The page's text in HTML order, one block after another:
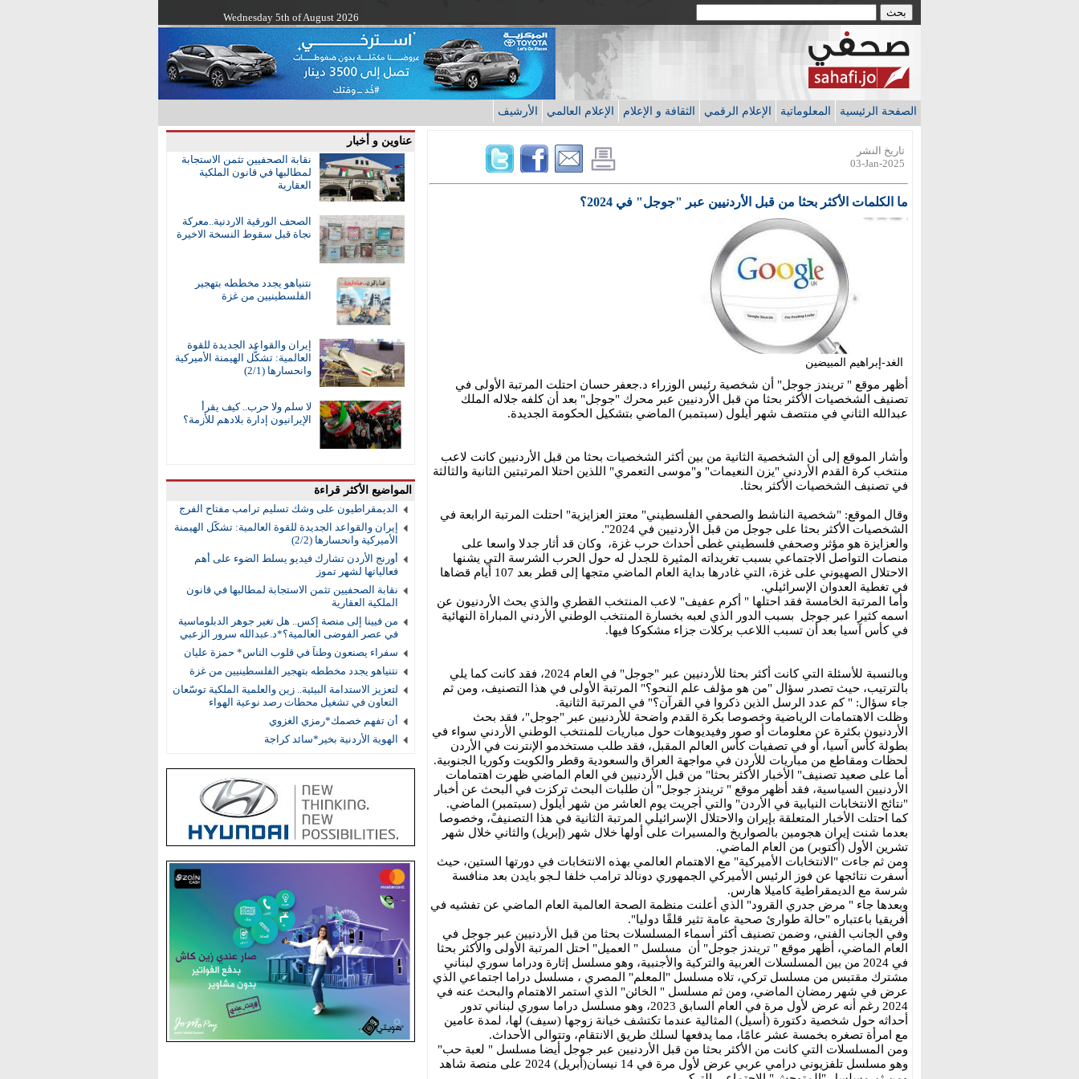
Wednesday 5th of August 2026
الصفحة الرئيسية المعلوماتية الإعلام الرقمي الثقافة و الإعلام الإعلام العالمي الأرشيف
عناوين و أخبار
نقابة الصحفيين تثمن الاستجابة
لمطالبها في قانون الملكية
العقارية
الصحف الورقية الاردنية..معركة
نجاة قبل سقوط النسخة الاخيرة
نتنياهو يجدد مخططه بتهجير
الفلسطينيين من غزة
إيران والقواعد الجديدة للقوة
العالمية: تشكُّل الهيمنة الأميركية
وانحسارها (2/1)
لا سلم ولا حرب.. كيف يقرأ
الإيرانيون إدارة بلادهم للأزمة؟
المواضيع الأكثر قراءة
الديمقراطيون على وشك تسليم ترامب مفتاح الفرج
إيران والقواعد الجديدة للقوة العالمية: تشكُّل الهيمنة
الأميركية وانحسارها (2/2)
أورنج الأردن تشارك فيديو يسلط الضوء على أهم
فعالياتها لشهر تموز
نقابة الصحفيين تثمن الاستجابة لمطالبها في قانون
الملكية العقارية
من فيينا إلى منصة إكس.. هل تغير جوهر الدبلوماسية
في عصر الفوضى العالمية؟*د.عبدالله سرور الزعبي
سفراء يصنعون وطناً في قلوب الناس* حمزة عليان
نتنياهو يجدد مخططه بتهجير الفلسطينيين من غزة
لتعزيز الاستدامة البيئية.. زين والعلمية الملكية توسّعان
التعاون في تشغيل محطات رصد نوعية الهواء
أن تفهم خصمك*رمزي الغزوي
الهوية الأردنية بخير*سائد كراجة
تاريخ النشر
03-Jan-2025
ما الكلمات الأكثر بحثا من قبل الأردنيين عبر "جوجل" في 2024؟
الغد-إبراهيم المبيضين
أظهر موقع " تريندز جوجل" أن شخصية رئيس الوزراء د.جعفر حسان احتلت المرتبة الأولى في
تصنيف الشخصيات الأكثر بحثا من قبل الأردنيين عبر محرك "جوجل" بعد أن كلفه جلاله الملك
عبدالله الثاني في منتصف شهر أيلول (سبتمبر) الماضي بتشكيل الحكومة الجديدة.
وأشار الموقع إلى أن الشخصية الثانية من بين أكثر الشخصيات بحثا من قبل الأردنيين كانت لاعب
منتخب كرة القدم الأردني "يزن النعيمات" و"موسى التعمري" اللذين احتلا المرتبتين الثانية والثالثة
في تصنيف الشخصيات الأكثر بحثا.
وقال الموقع: "شخصية الناشط والصحفي الفلسطيني" معتز العزايزية" احتلت المرتبة الرابعة في
الشخصيات الأكثر بحثا على جوجل من قبل الأردنيين في 2024".
والعزايزة هو مؤثر وصحفي فلسطيني غطى أحداث حرب غزة، وكان قد أثار جدلا واسعا على
منصات التواصل الاجتماعي بسبب تغريداته المثيرة للجدل له حول الحرب الشرسة التي يشنها
الاحتلال الصهيوني على غزة، التي غادرها بداية العام الماضي متجها إلى قطر بعد 107 أيام قضاها
في تغطية العدوان الإسرائيلي.
وأما المرتبة الخامسة فقد احتلها " أكرم عفيف" لاعب المنتخب القطري والذي بحث الأردنيون عن
اسمه كثيرا عبر جوجل بسبب الدور الذي لعبه بخسارة المنتخب الوطني الأردني المباراة النهائية
في كأس آسيا بعد أن تسبب اللاعب بركلات جزاء مشكوكا فيها.
وبالنسبة للأسئلة التي كانت أكثر بحثا للأردنيين عبر "جوجل" في العام 2024، فقد كانت كما يلي
بالترتيب، حيث تصدر سؤال "من هو مؤلف علم النحو؟" المرتبة الأولى في هذا التصنيف، ومن ثم
جاء سؤال: " كم عدد الرسل الذين ذكروا في القرآن؟" في المرتبة الثانية.
وظلت الاهتمامات الرياضية وخصوصا بكرة القدم واضحة للأردنيين عبر "جوجل"، فقد بحث
الأردنيون بكثرة عن معلومات أو صور وفيديوهات حول مباريات للمنتخب الوطني الأردني سواء في
بطولة كأس آسيا، أو في تصفيات كأس العالم المقبل، فقد طلب مستخدمو الإنترنت في الأردن
لحظات ومقاطع من مباريات للأردن في مواجهة العراق والسعودية وقطر والكويت وكوريا الجنوبية.
أما على صعيد تصنيف" الأخبار الأكثر بحثا" من قبل الأردنيين في العام الماضي ظهرت اهتمامات
الأردنيين السياسية، فقد أظهر موقع " تريندز جوجل" أن طلبات البحث تركزت في البحث عن أخبار
"نتائج الانتخابات النيابية في الأردن" والتي أجريت يوم العاشر من شهر أيلول (سبتمبر) الماضي.
كما احتلت الأخبار المتعلقة بإيران والاحتلال الإسرائيلي المرتبة الثانية في هذا التصنيفً، وخصوصا
بعدما شنت إيران هجومين بالصواريخ والمسيرات على أولها خلال شهر (إبريل) والثاني خلال شهر
تشرين الأول (أكتوبر) من العام الماضي.
ومن ثم جاءت "الانتخابات الأميركية" مع الاهتمام العالمي بهذه الانتخابات في دورتها الستين، حيث
أسفرت نتائجها عن فوز الرئيس الأميركي الجمهوري دونالد ترامب خلفا لـجو بايدن بعد منافسة
شرسة مع الديمقراطية كاميلا هارس.
وبعدها جاء " مرض جدري القرود" الذي أعلنت منظمة الصحة العالمية العام الماضي عن تفشيه في
أفريقيا باعتباره "حالة طوارئ صحية عامة تثير قلقًا دوليا".
وفي الجانب الفني، وضمن تصنيف أكثر أسماء المسلسلات بحثا من قبل الأردنيين عبر جوجل في
العام الماضي، أظهر موقع " تريندز جوجل" أن مسلسل " العميل" احتل المرتبة الأولى والأكثر بحثا
في 2024 من بين المسلسلات العربية والتركية والأجنبية، وهو مسلسل إثارة ودراما سوري لبناني
مشترك مقتبس من مسلسل تركي، تلاه مسلسل "المعلم" المصري ، مسلسل دراما اجتماعي الذي
عرض في شهر رمضان الماضي، ومن ثم مسلسل " الخائن" الذي استمر الاهتمام والبحث عنه في
2024 رغم أنه عرض لأول مرة في العام السابق 2023، وهو مسلسل دراما سوري لبناني تدور
أحداثه حول شخصية دكتورة (أسيل) المثالية عندما تكتشف خيانة زوجها (سيف) لها، لمدة عامين
مع امرأة تصغره بخمسة عشر عامًا، مما يدفعها لسلك طريق الانتقام، وتتوالى الأحداث.
ومن المسلسلات التي كانت من الأكثر بحثا من قبل الأردنيين عبر جوجل أيضا مسلسل " لعبة حب"
وهو مسلسل تلفزيوني درامي عربي عرض لأول مرة في 14 نيسان(أبريل) 2024 على منصة شاهد